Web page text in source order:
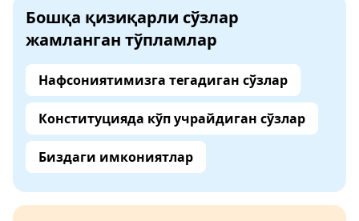
Бошқа қизиқарли сўзлар
жамланган тўпламлар
Нафсониятимизга тегадиган сўзлар
Конституцияда кўп учрайдиган сўзлар
Биздаги имкониятлар